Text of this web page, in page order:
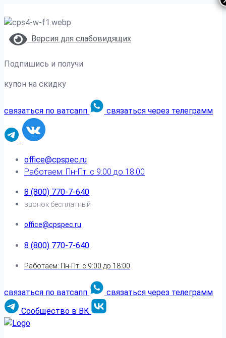
Версия для слабовидящих
Подпишись и получи
купон на скидку
связаться по ватсапп связаться через телеграмм
office@cpspec.ru
Работаем: Пн-Пт: с 9:00 до 18:00
8 (800) 770-7-640
звонок бесплатный
office@cpspec.ru
8 (800) 770-7-640
Работаем: Пн-Пт: с 9:00 до 18:00
связаться по ватсапп
связаться через телеграмм
Сообщество в ВК